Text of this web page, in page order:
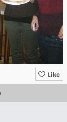
Like